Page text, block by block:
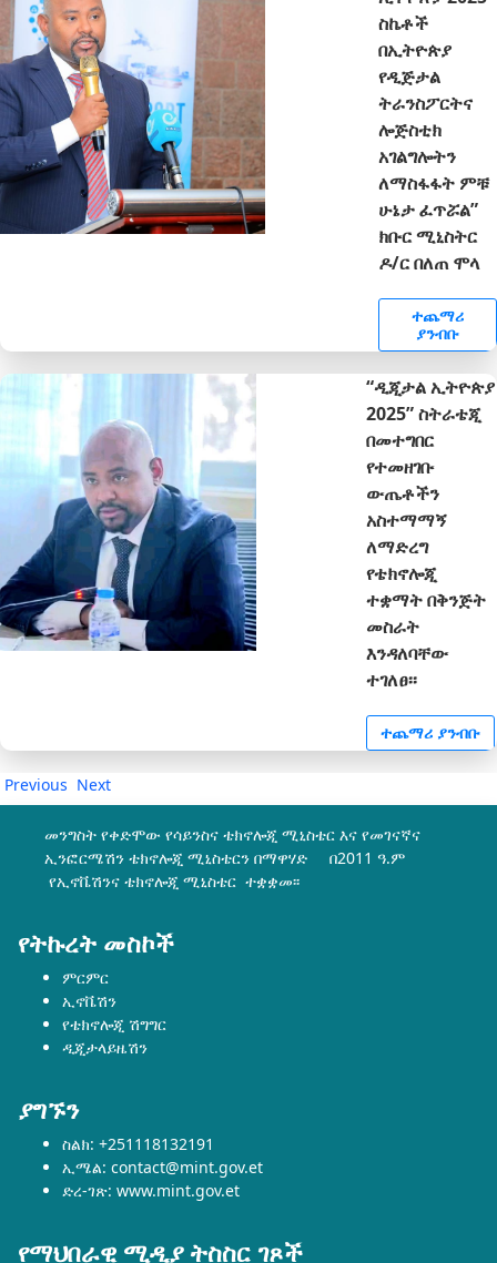
ስኬቶች
በኢትዮጵያ
የዲጅታል
ትራንስፖርትና
ሎጅስቲክ
አገልግሎትን
ለማስፋፋት ምቹ
ሁኔታ ፈጥሯል”
ክቡር ሚኒስትር
ዶ/ር በለጠ ሞላ
ተጨማሪ
ያንብቡ
“ዲጂታል ኢትዮጵያ
2025” ስትራቴጂ
በመተግበር
የተመዘገቡ
ውጤቶችን
አስተማማኝ
ለማድረግ
የቴክኖሎጂ
ተቋማት በቅንጅት
መስራት
እንዳለባቸው
ተገለፀ፡፡
ተጨማሪ ያንብቡ
Previous Next
መንግስት የቀድሞው የሳይንስና ቴክኖሎጂ ሚኒስቴር እና የመገናኛና
ኢንፎርሜሽን ቴክኖሎጂ ሚኒስቴርን በማዋሃድ በ2011 ዓ.ም
የኢኖቬሽንና ቴክኖሎጂ ሚኒስቴር ተቋቋመ፡፡
የትኩረት መስኮች
ምርምር
ኢኖቬሽን
የቴክኖሎጂ ሽግግር
ዲጂታላይዜሽን
ያግኙን
ስልክ: +251118132191
ኢሜል: contact@mint.gov.et
ድረ-ገጽ: www.mint.gov.et
የማህበራዊ ሚዲያ ትስስር ገጾች